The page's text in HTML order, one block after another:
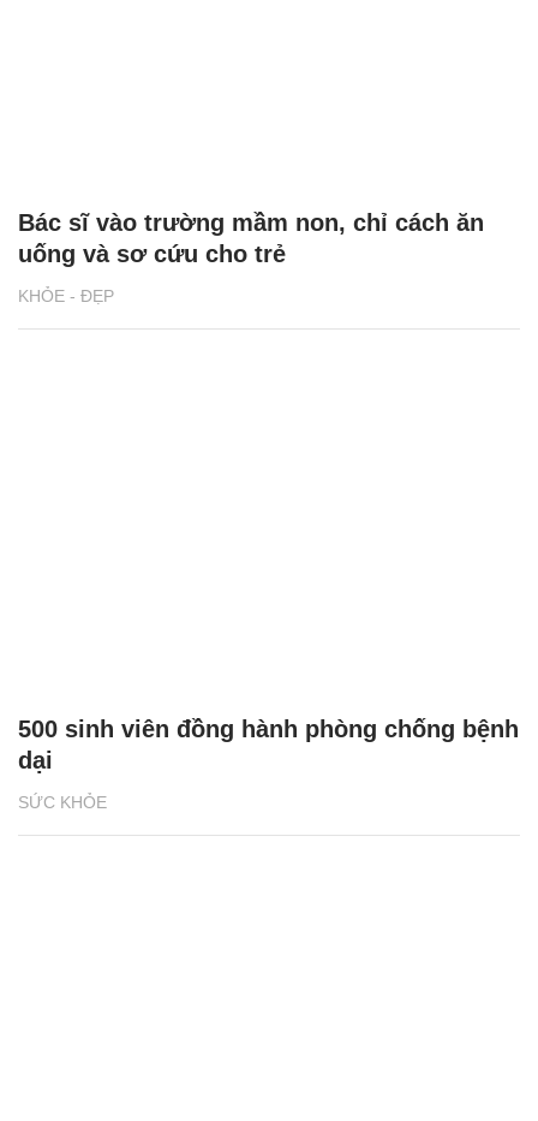
KHỎE - ĐẸP
Bác sĩ vào trường mầm non, chỉ cách ăn
uống và sơ cứu cho trẻ
SỨC KHỎE
500 sinh viên đồng hành phòng chống bệnh
dại